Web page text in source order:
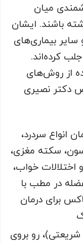
میان
باشند. ایشان
سایر بیماری‌های
کرده‌اند.
از روش‌های
دکتر نصیری
انواع سردرد،
سکته مغزی،
خواب،
در مطب با
برای درمان
شریعتی)، رو بروی